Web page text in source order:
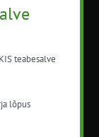
alt
teabesalve
lõpus